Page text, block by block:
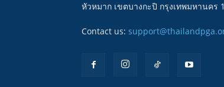
หัวหมาก เขตบางกะปิ กรุงเทพมหานคร
Contact us: